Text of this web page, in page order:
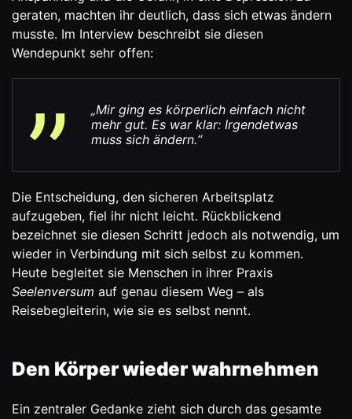
geraten, machten ihr deutlich, dass sich etwas ändern
musste. Im Interview beschreibt sie diesen
Wendepunkt sehr offen:
„Mir ging es körperlich einfach nicht
mehr gut. Es war klar: Irgendetwas
muss sich ändern.“
Die Entscheidung, den sicheren Arbeitsplatz
aufzugeben, fiel ihr nicht leicht. Rückblickend
bezeichnet sie diesen Schritt jedoch als notwendig, um
wieder in Verbindung mit sich selbst zu kommen.
Heute begleitet sie Menschen in ihrer Praxis
Seelenversum auf genau diesem Weg – als
Reisebegleiterin, wie sie es selbst nennt.
Den Körper wieder wahrnehmen
Ein zentraler Gedanke zieht sich durch das gesamte